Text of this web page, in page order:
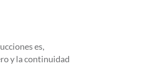
es,
y la continuidad